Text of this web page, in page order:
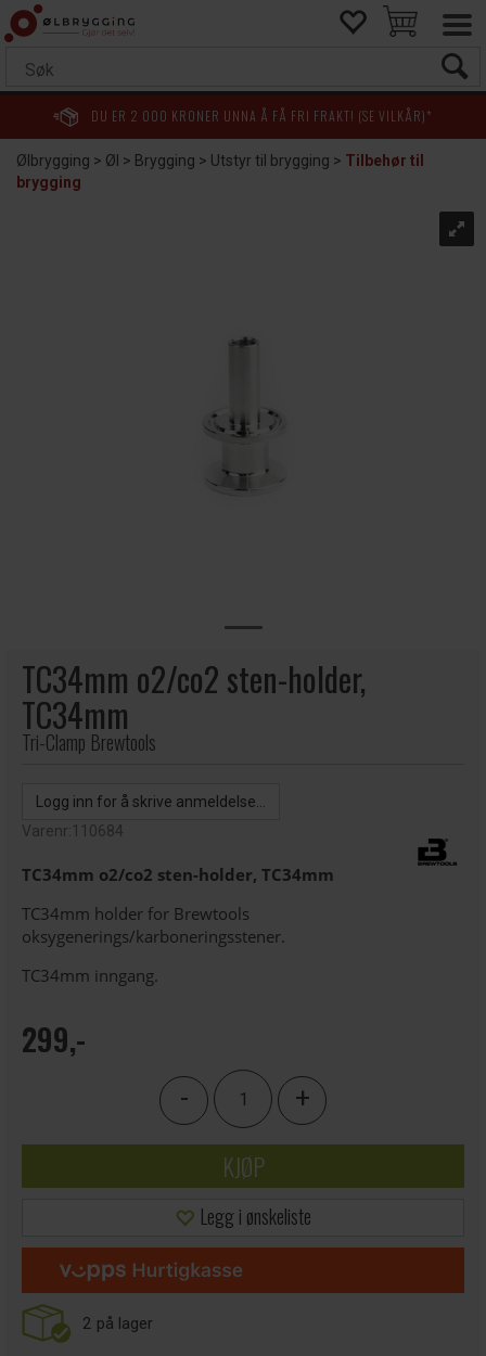
DU ER 2 000 KRONER UNNA Å FÅ FRI FRAKT! (SE VILKÅR)*
Ølbrygging>Øl >Brygging>Utstyr til brygging>Tilbehør til
brygging
TC34mm o2/co2 sten-holder,
TC34mm
Tri-Clamp Brewtools
Logg inn for å skrive anmeldelse...
Varenr:110684
TC34mm o2/co2 sten-holder, TC34mm
TC34mm holder for Brewtools
oksygenerings/karboneringsstener.
TC34mm inngang.
299,-
- +
KJØP
Legg i ønskeliste
2 på lager